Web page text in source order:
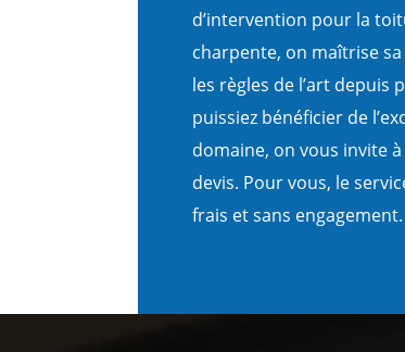
d’intervention pour la
charpente, on maîtrise
les règles de l’art depuis
puissiez bénéficier de
domaine, on vous invite
devis. Pour vous, le
frais et sans engagement.